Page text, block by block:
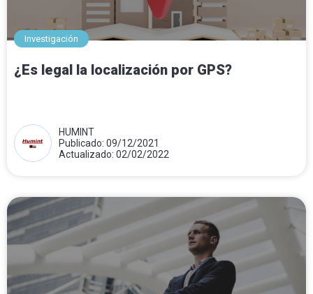
Investigación
¿Es legal la localización por GPS?
HUMINT
Publicado: 09/12/2021
Actualizado: 02/02/2022